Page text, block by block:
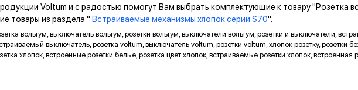
ПРЕИМУЩЕСТВА МЕХАНИЗМОВ VOLTUM
Voltum и с радостью помогут Вам выбрать комплектующие к товару "Розетка
товары из раздела " Встраиваемые механизмы хлопок серии S70".
вольтум, выключатель вольтум, розетки вольтум, выключатели вольтум, розетки и выключатели,
выключатель, розетка voltum, выключатель voltum, розетки voltum, хлопок розетку, розетки
хлопок, встроенные розетки белые, розетка цвет хлопок, встраиваемые розетки хлопок, встроенная